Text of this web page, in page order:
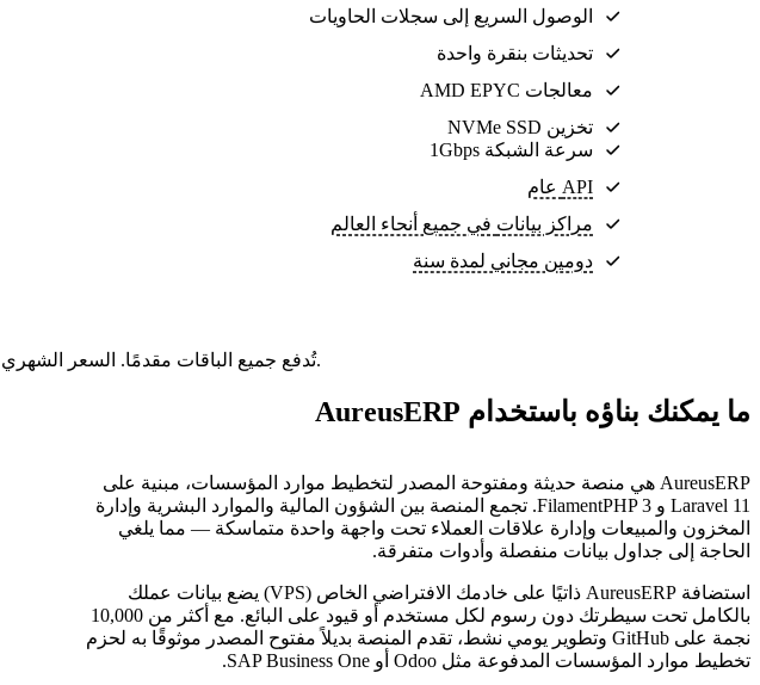
الوصول السريع إلى سجلات الحاويات
تحديثات بنقرة واحدة
معالجات AMD EPYC
تخزين NVMe SSD
سرعة الشبكة 1Gbps
API عام
مراكز بيانات في جميع أنحاء العالم
دومين مجاني لمدة سنة
تُدفع جميع الباقات مقدمًا. السعر الشهري هو إجمالي سعر الباقة مقسومًا على عدد أشهر الباقة.
ما يمكنك بناؤه باستخدام AureusERP
AureusERP هي منصة حديثة ومفتوحة المصدر لتخطيط موارد المؤسسات، مبنية على
Laravel 11 و FilamentPHP 3. تجمع المنصة بين الشؤون المالية والموارد البشرية وإدارة
المخزون والمبيعات وإدارة علاقات العملاء تحت واجهة واحدة متماسكة — مما يلغي
الحاجة إلى جداول بيانات منفصلة وأدوات متفرقة.
استضافة AureusERP ذاتيًا على خادمك الافتراضي الخاص (VPS) يضع بيانات عملك
بالكامل تحت سيطرتك دون رسوم لكل مستخدم أو قيود على البائع. مع أكثر من 10,000
نجمة على GitHub وتطوير يومي نشط، تقدم المنصة بديلاً مفتوح المصدر موثوقًا به لحزم
تخطيط موارد المؤسسات المدفوعة مثل Odoo أو SAP Business One.